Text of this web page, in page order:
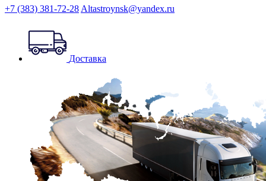
+7 (383) 381-72-28 Altastroynsk@yandex.ru
Доставка